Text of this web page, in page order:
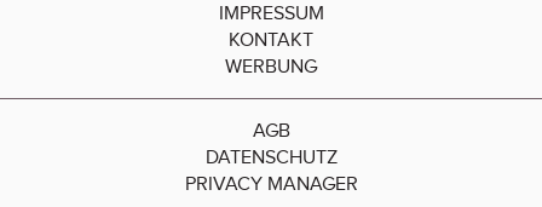
IMPRESSUM
KONTAKT
WERBUNG
AGB
DATENSCHUTZ
PRIVACY MANAGER